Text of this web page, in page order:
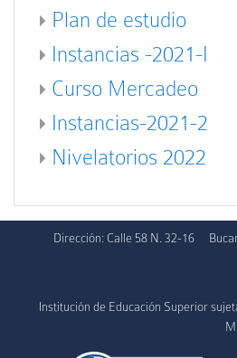
Plan de estudio
Instancias -2021-I
Curso Mercadeo
Instancias-2021-2
Nivelatorios 2022
Dirección: Calle 58 N. 32-16
Institución de Educación Superior